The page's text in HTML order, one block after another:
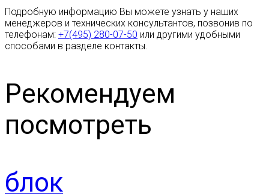
Подробную информацию Вы можете узнать у наших
менеджеров и технических консультантов, позвонив по
телефонам: +7(495) 280-07-50 или другими удобными
способами в разделе контакты.
Рекомендуем
посмотреть
блок